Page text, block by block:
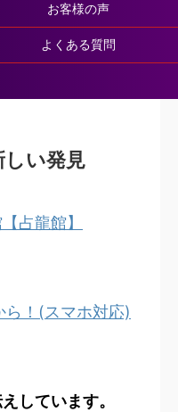
お客様の声
よくある質問
しい発見
占龍館】
ら！(スマホ対応)
しています。